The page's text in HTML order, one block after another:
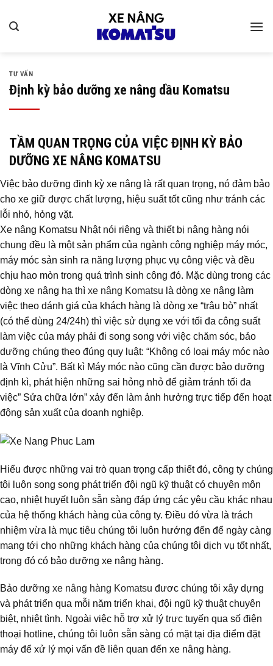
qua
TƯ VẤN
Định kỳ bảo dưỡng xe nâng dầu Komatsu
TẦM QUAN TRỌNG CỦA VIỆC ĐỊNH KỲ BẢO
DƯỠNG XE NÂNG KOMATSU
Việc bảo dưỡng đinh kỳ xe nâng là rất quan trọng, nó đảm bảo
cho xe giữ được chất lượng, hiệu suất tốt cũng như tránh các
lỗi nhỏ, hỏng vặt.
Xe nâng Komatsu Nhật nói riêng và thiết bị nâng hàng nói
chung đều là một sản phẩm của ngành công nghiệp máy móc,
máy móc sản sinh ra năng lượng phục vụ công việc và đều
chịu hao mòn trong quá trình sinh công đó. Mặc dùng trong các
dòng xe nâng hạ thì xe nâng Komatsu là dòng xe nâng làm
việc theo dánh giá của khách hàng là dòng xe “trâu bò” nhất
(có thể dùng 24/24h) thì việc sử dụng xe với tối đa công suất
làm việc của máy phải đi song song với việc chăm sóc, bảo
dưỡng chúng theo đúng quy luật: “Không có loại máy móc nào
là Vĩnh Cửu”. Bất kì Máy móc nào cũng cần được bảo dưỡng
định kì, phát hiện những sai hỏng nhỏ để giảm tránh tối đa
việc” Sửa chữa lớn” xảy đến làm ảnh hưởng trực tiếp đến hoạt
động sản xuất của doanh nghiệp.
Hiểu được những vai trò quan trọng cấp thiết đó, công ty chúng
tôi luôn song song phát triển đội ngũ kỹ thuật có chuyên môn
cao, nhiệt huyết luôn sẵn sàng đáp ứng các yêu cầu khác nhau
của hệ thống khách hàng của công ty. Điều đó vừa là trách
nhiệm vừa là mục tiêu chúng tôi luôn hướng đến để ngày càng
mang tới cho những khách hàng của chúng tôi dịch vụ tốt nhất,
trong đó có bảo dưỡng xe nâng hàng.
Bảo dưỡng xe nâng hàng Komatsu đươc chúng tôi xây dựng
và phát triển qua mỗi năm triển khai, đội ngũ kỹ thuật chuyên
biệt, nhiệt tình. Ngoài việc hỗ trợ xử lý trực tuyến qua số điện
thoại hotline, chúng tôi luôn sẵn sàng có mặt tại địa điểm đặt
máy để xử lý mọi vấn đề liên quan đến xe nâng hàng.